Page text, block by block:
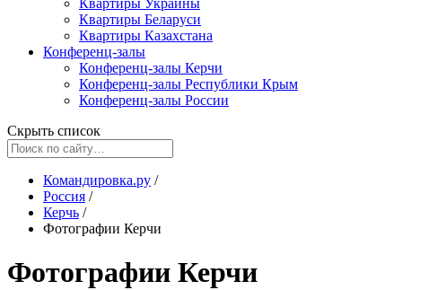
Квартиры Украины
Квартиры Беларуси
Квартиры Казахстана
Конференц-залы
Конференц-залы Керчи
Конференц-залы Республики Крым
Конференц-залы России
Скрыть список
Командировка.ру /
Россия /
Керчь /
Фотографии Керчи
Фотографии Керчи